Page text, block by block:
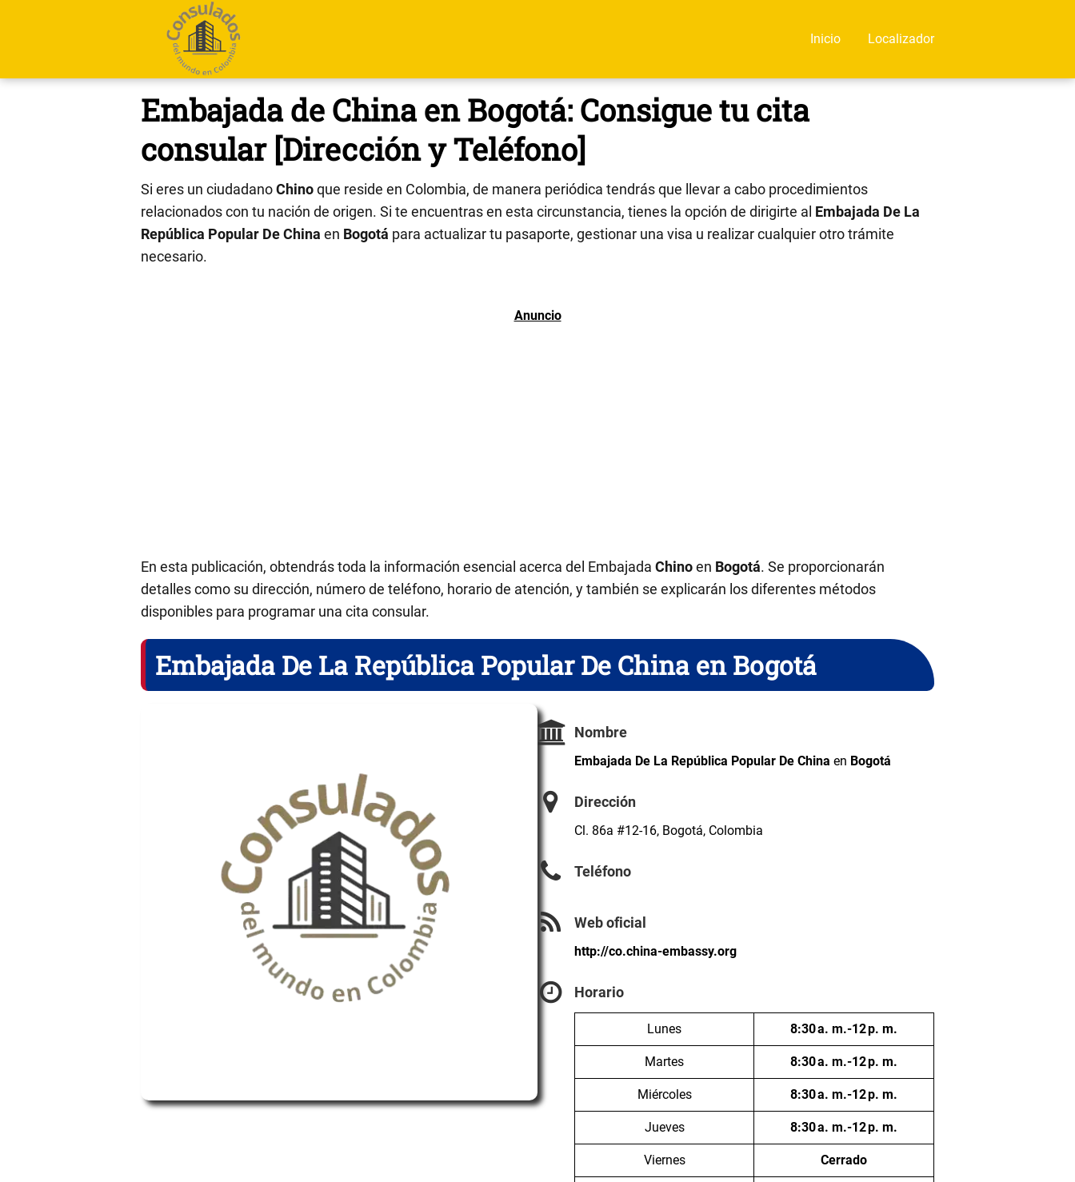
Inicio Localizador
Embajada de China en Bogotá: Consigue tu cita
consular [Dirección y Teléfono]
Si eres un ciudadanoChinoque reside en Colombia, de manera periódica tendrás que llevar a cabo procedimientos
relacionados con tu nación de origen. Si te encuentras en esta circunstancia, tienes la opción de dirigirte al Embajada De La
República Popular De China en Bogotá para actualizar tu pasaporte, gestionar una visa u realizar cualquier otro trámite
necesario.
En esta publicación, obtendrás toda la información esencial acerca del Embajada Chinoen Bogotá. Se proporcionarán
detalles como su dirección, número de teléfono, horario de atención, y también se explicarán los diferentes métodos
disponibles para programar una cita consular.
Embajada De La República Popular De China en Bogotá
Nombre
Embajada De La República Popular De China en Bogotá
Dirección
Cl. 86a #12-16, Bogotá, Colombia
Teléfono
Web oficial
http://co.china-embassy.org
Horario
Lunes 8:30 a. m.-12 p. m.
Martes 8:30 a. m.-12 p. m.
Miércoles 8:30 a. m.-12 p. m.
Jueves 8:30 a. m.-12 p. m.
Viernes Cerrado